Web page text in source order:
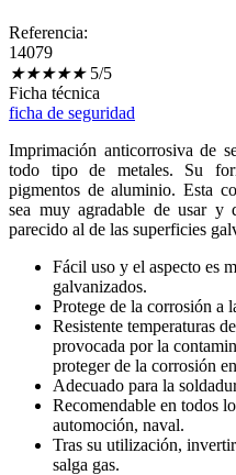
Referencia:
14079
★★★★★ 5/5
Ficha técnica
ficha de seguridad
Imprimación anticorrosiva de
todo tipo de metales. Su
pigmentos de aluminio. Esta
sea muy agradable de usar y
parecido al de las superficies
Fácil uso y el aspecto es
galvanizados.
Protege de la corrosión a
Resistente temperaturas
provocada por la
proteger de la corrosión
Adecuado para la
Recomendable en todos
automoción, naval.
Tras su utilización,
salga gas.